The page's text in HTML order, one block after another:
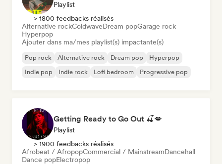
Playlist
> 1800 feedbacks réalisés
Alternative rockColdwaveDream popGarage rock
Hyperpop
Ajouter dans ma/mes playlist(s) impactante(s)
Pop rock Alternative rock Dream pop
Hyperpop
Indie pop
Indie rock Lofi bedroom Progressive pop
Getting Ready to Go Out 🍒💋
Playlist
> 1900 feedbacks réalisés
Afrobeat / AfropopCommercial / MainstreamDancehall
Dance popElectropop